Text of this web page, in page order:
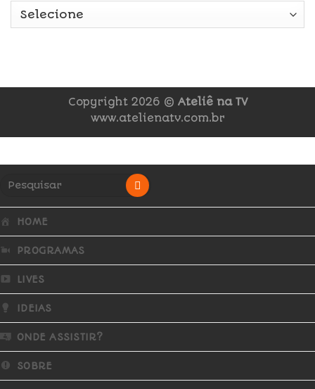
Copyright 2026 © Ateliê na TV
www.atelienatv.com.br
HOME
PROGRAMAS
LIVES
IDEIAS
ONDE ASSISTIR?
SOBRE